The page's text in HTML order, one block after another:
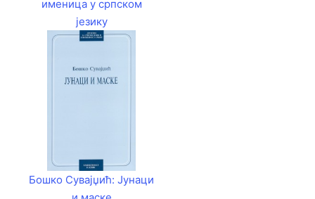
именица у српском
језику
Бошко Сувајџић: Јунаци